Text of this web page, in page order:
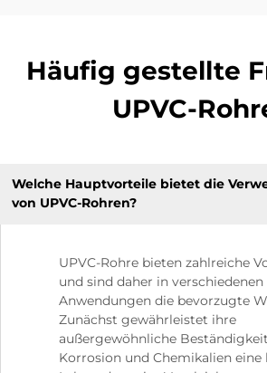
Häufig gestellte
UPVC-
Welche Hauptvorteile bietet die
von UPVC-Rohren?
UPVC-Rohre bieten zahlreiche
und sind daher in verschiedenen
Anwendungen die bevorzugte
Zunächst gewährleistet ihre
außergewöhnliche
Korrosion und Chemikalien eine